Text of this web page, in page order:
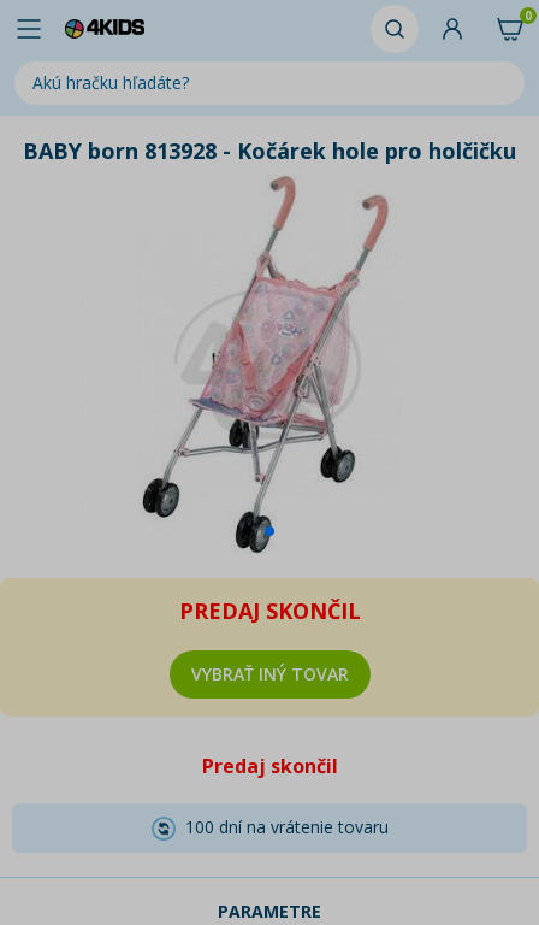
0
BABY born 813928 - Kočárek hole pro holčičku
PREDAJ SKONČIL
VYBRAŤ INÝ TOVAR
Predaj skončil
100 dní na vrátenie tovaru
PARAMETRE